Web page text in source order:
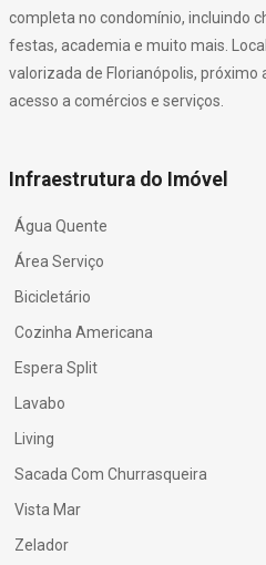
completa no condomínio, incluindo
festas, academia e muito mais.
valorizada de Florianópolis, próximo
acesso a comércios e serviços.
Infraestrutura do Imóvel
Água Quente
Área Serviço
Bicicletário
Cozinha Americana
Espera Split
Lavabo
Living
Sacada Com Churrasqueira
Vista Mar
Zelador